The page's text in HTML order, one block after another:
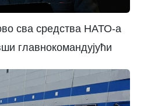
сва средства НАТО-а
главнокомандујући